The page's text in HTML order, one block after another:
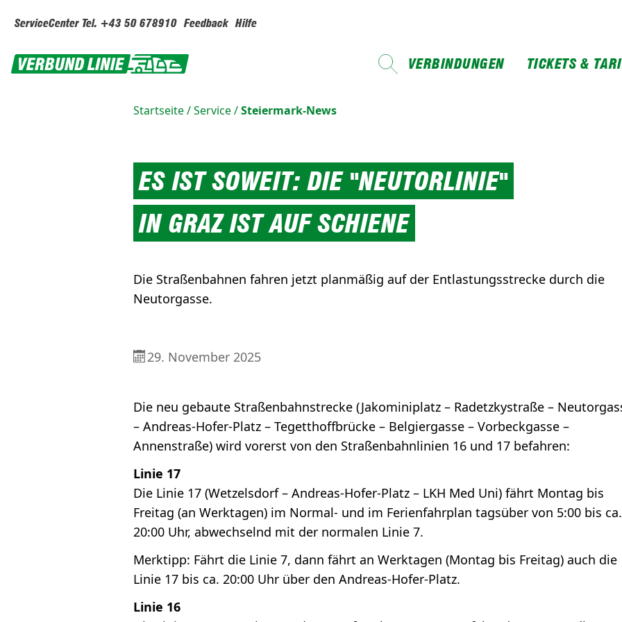
ServiceCenter Tel. +43 50 678910 Feedback Hilfe
VERBINDUNGEN TICKETS &
Startseite/Service/Steiermark-News
ES IST SOWEIT: DIE "NEUTORLINIE"
IN GRAZ IST AUF SCHIENE
Die Straßenbahnen fahren jetzt planmäßig auf der Entlastungsstrecke durch die
Neutorgasse.
29. November 2025
Die neu gebaute Straßenbahnstrecke (Jakominiplatz – Radetzkystraße –
– Andreas-Hofer-Platz – Tegetthoffbrücke – Belgiergasse – Vorbeckgasse –
Annenstraße) wird vorerst von den Straßenbahnlinien 16 und 17 befahren:
Linie 17
Die Linie 17 (Wetzelsdorf – Andreas-Hofer-Platz – LKH Med Uni) fährt Montag bis
Freitag (an Werktagen) im Normal- und im Ferienfahrplan tagsüber von 5:00 bis ca.
20:00 Uhr, abwechselnd mit der normalen Linie 7.
Merktipp: Fährt die Linie 7, dann fährt an Werktagen (Montag bis Freitag) auch die
Linie 17 bis ca. 20:00 Uhr über den Andreas-Hofer-Platz.
Linie 16